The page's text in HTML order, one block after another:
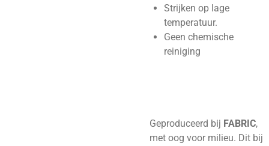
Strijken op lage
temperatuur.
Geen chemische
reiniging
Geproduceerd bij FABRIC,
met oog voor milieu. Dit bij